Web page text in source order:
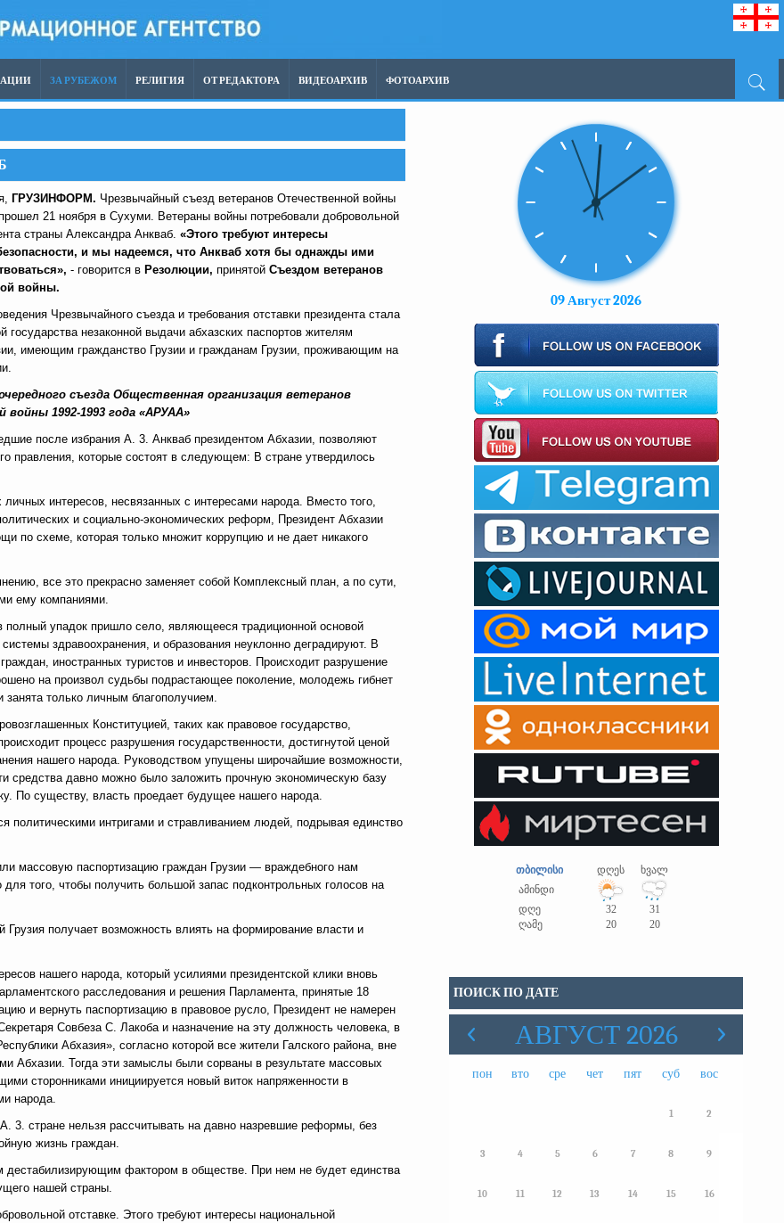
ЗА РУБЕЖОМ РЕЛИГИЯ ОТ РЕДАКТОРА ВИДЕОАРХИВ ФОТОАРХИВ
ГРУЗИНФОРМ. Чрезвычайный съезд ветеранов Отечественной войны
21 ноября в Сухуми. Ветераны войны потребовали добровольной
страны Александра Анкваб. «Этого требуют интересы
и мы надеемся, что Анкваб хотя бы однажды ими
- говорится в Резолюции, принятой Съездом ветеранов
войны.
Чрезвычайного съезда и требования отставки президента стала
государства незаконной выдачи абхазских паспортов жителям
имеющим гражданство Грузии и гражданам Грузии, проживающим на
съезда Общественная организация ветеранов
войны 1992-1993 года «АРУАА»
после избрания А. 3. Анкваб президентом Абхазии, позволяют
правления, которые состоят в следующем: В стране утвердилось
интересов, несвязанных с интересами народа. Вместо того,
и социально-экономических реформ, Президент Абхазии
по схеме, которая только множит коррупцию и не дает никакого
все это прекрасно заменяет собой Комплексный план, а по сути,
ему компаниями.
полный упадок пришло село, являющееся традиционной основой
здравоохранения, и образования неуклонно деградируют. В
иностранных туристов и инвесторов. Происходит разрушение
на произвол судьбы подрастающее поколение, молодежь гибнет
только личным благополучием.
Конституцией, таких как правовое государство,
процесс разрушения государственности, достигнутой ценой
нашего народа. Руководством упущены широчайшие возможности,
давно можно было заложить прочную экономическую базу
По существу, власть проедает будущее нашего народа.
политическими интригами и стравливанием людей, подрывая единство
массовую паспортизацию граждан Грузии — враждебного нам
того, чтобы получить большой запас подконтрольных голосов на
Грузия получает возможность влиять на формирование власти и
нашего народа, который усилиями президентской клики вновь
расследования и решения Парламента, принятые 18
и вернуть паспортизацию в правовое русло, Президент не намерен
Совбеза С. Лакоба и назначение на эту должность человека, в
Абхазия», согласно которой все жители Галского района, вне
Абхазии. Тогда эти замыслы были сорваны в результате массовых
сторонниками инициируется новый виток напряженности в
народа.
3. стране нельзя рассчитывать на давно назревшие реформы, без
жизнь граждан.
дестабилизирующим фактором в обществе. При нем не будет единства
нашей страны.
отставке. Этого требуют интересы национальной
09 Август 2026
თბილისი დღეს
ხვალ
ამინდი
დღე
32
31
ღამე
20 20
ПОИСК ПО ДАТЕ
АВГУСТ 2026
пон вто сре чет пят суб вос
1 2
3 4 5 6 7 8 9
10 11 12 13 14 15 16